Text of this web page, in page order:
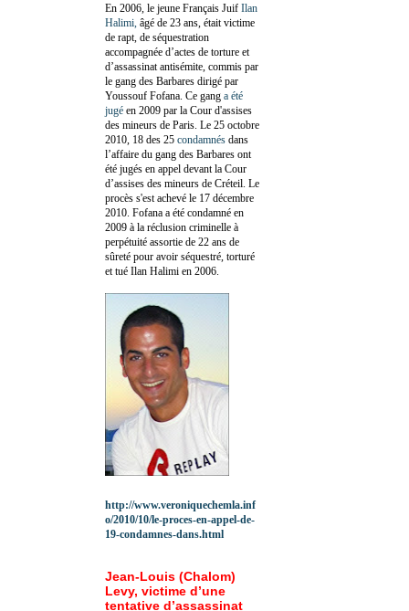
En 2006, le jeune Français Juif Ilan
Halimi, âgé de 23 ans, était victime
de rapt, de séquestration
accompagnée d’actes de torture et
d’assassinat antisémite, commis par
le gang des Barbares dirigé par
Youssouf Fofana. Ce gang a été
jugé en 2009 par la Cour d'assises
des mineurs de Paris. Le 25 octobre
2010, 18 des 25 condamnés dans
l’affaire du gang des Barbares ont
été jugés en appel devant la Cour
d’assises des mineurs de Créteil. Le
procès s'est achevé le 17 décembre
2010. Fofana a été condamné en
2009 à la réclusion criminelle à
perpétuité assortie de 22 ans de
sûreté pour avoir séquestré, torturé
et tué Ilan Halimi en 2006.
http://www.veroniquechemla.inf
o/2010/10/le-proces-en-appel-de-
19-condamnes-dans.html
Jean-Louis (Chalom)
Levy, victime d’une
tentative d’assassinat